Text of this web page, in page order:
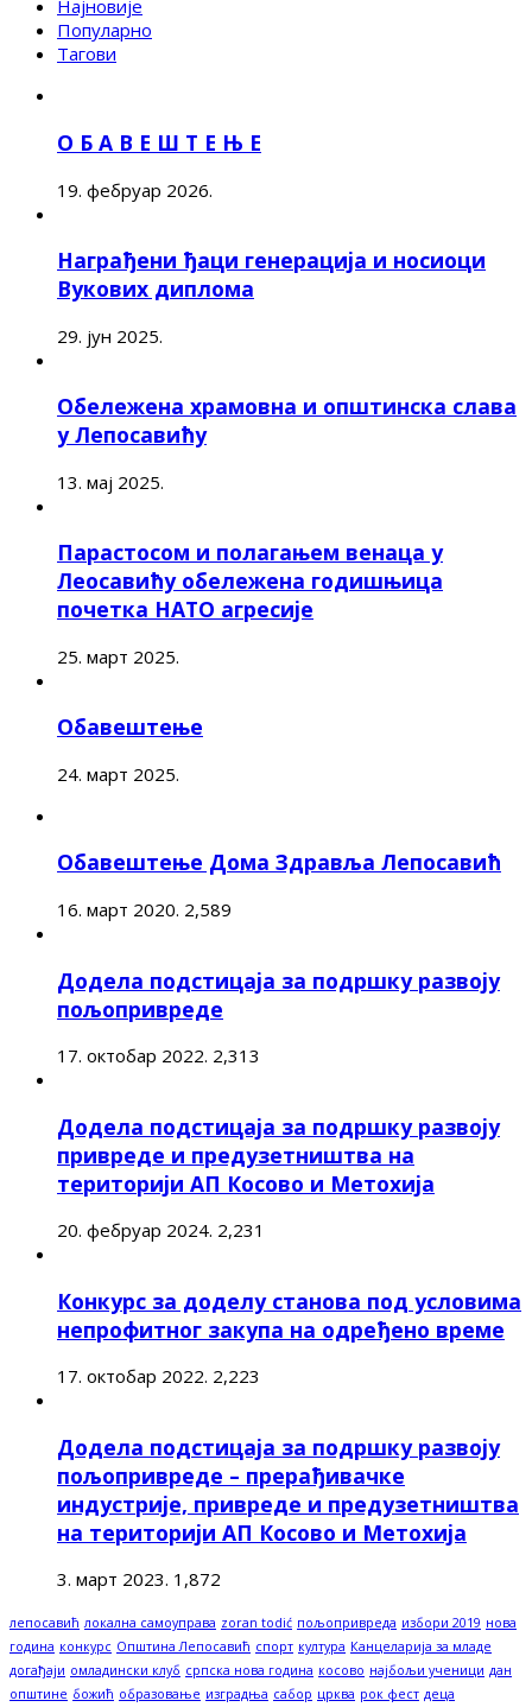
Најновије
Популарно
Тагови
О Б А В Е Ш Т Е Њ Е
19. фебруар 2026.
Награђени ђаци генерација и носиоци
Вукових диплома
29. јун 2025.
Обележена храмовна и општинска слава
у Лепосавићу
13. мај 2025.
Парастосом и полагањем венаца у
Леосавићу обележена годишњица
почетка НАТО агресије
25. март 2025.
Обавештење
24. март 2025.
Обавештење Дома Здравља Лепосавић
16. март 2020. 2,589
Додела подстицаја за подршку развоју
пољопривреде
17. октобар 2022. 2,313
Додела подстицаја за подршку развоју
привреде и предузетништва на
територији АП Косово и Метохија
20. фебруар 2024. 2,231
Конкурс за доделу станова под условима
непрофитног закупа на одређено време
17. октобар 2022. 2,223
Додела подстицаја за подршку развоју
пољопривреде – прерађивачке
индустрије, привреде и предузетништва
на територији АП Косово и Метохија
3. март 2023. 1,872
лепосавић локална самоуправа zoran todić пољопривреда избори 2019 нова
година конкурс Општина Лепосавић спорт култура Канцеларија за младе
догађаји омладински клуб српска нова година косово најбољи ученици дан
општине божић образовање изградња сабор црква рок фест деца